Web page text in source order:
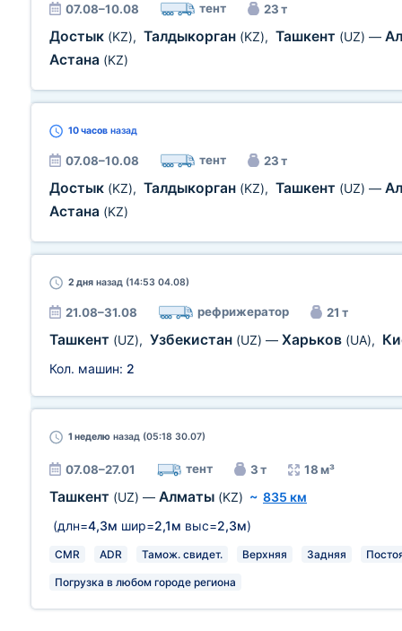
07.08–10.08 тент 23 т
Достык (KZ), Талдыкорган (KZ), Ташкент (UZ) —
Астана (KZ)
10 часов назад
07.08–10.08 тент 23 т
Достык (KZ), Талдыкорган (KZ), Ташкент (UZ) —
Астана (KZ)
2 дня назад (14:53 04.08)
21.08–31.08 рефрижератор 21 т
Ташкент (UZ), Узбекистан (UZ) — Харьков (UA),
Кол. машин: 2
1 неделю назад (05:18 30.07)
07.08–27.01 тент 3 т 18 м³
Ташкент (UZ) — Алматы (KZ) ~ 835 км
(длн=4,3м шир=2,1м выс=2,3м)
CMR ADR Тамож. свидет. Верхняя Задняя
Погрузка в любом городе региона